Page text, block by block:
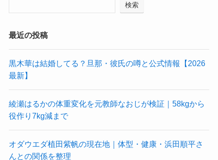
検索
最近の投稿
黒木華は結婚してる？旦那・彼氏の噂と公式情報【2026
最新】
綾瀬はるかの体重変化を元教師なおじが検証｜58kgから
役作り7kg減まで
オダウエダ植田紫帆の現在地｜体型・健康・浜田順平さ
んとの関係を整理